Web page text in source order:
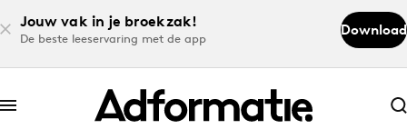
Jouw vak in je broekzak!
De beste leeservaring met de app
Download
Abonneer nu
Abonneer nu